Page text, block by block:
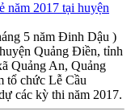
năm 2017 tại huyện
5 năm Đinh Dậu )
Quảng Điền, tỉnh
Quảng An, Quảng
tổ chức Lễ Cầu
các kỳ thi năm 2017.